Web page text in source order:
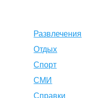
Развлечения
Отдых
Спорт
СМИ
Справки